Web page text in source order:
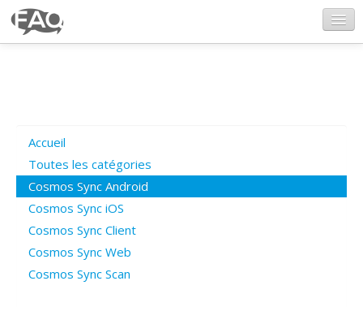
Poser une question
Questions ouvertes
Connexion
Accueil
Toutes les catégories
Cosmos Sync Android
Cosmos Sync iOS
Cosmos Sync Client
Cosmos Sync Web
Cosmos Sync Scan